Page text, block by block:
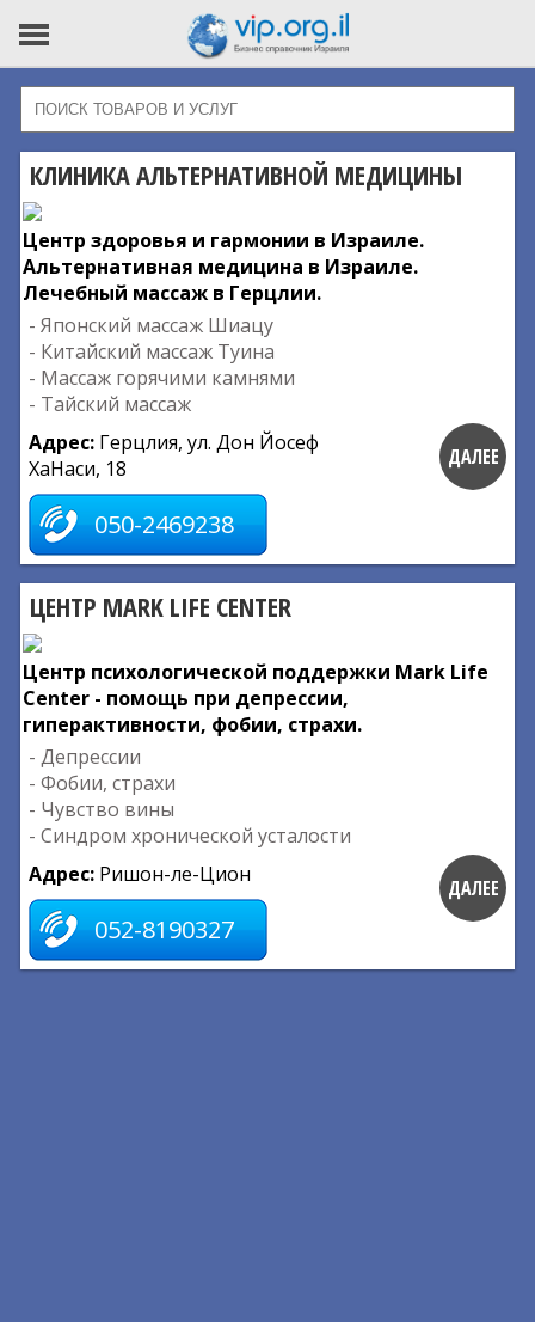
КЛИНИКА АЛЬТЕРНАТИВНОЙ МЕДИЦИНЫ
Центр здоровья и гармонии в Израиле.
Альтернативная медицина в Израиле.
Лечебный массаж в Герцлии.
- Японский массаж Шиацу
- Китайский массаж Туина
- Массаж горячими камнями
- Тайский массаж
Адрес: Герцлия, ул. Дон Йосеф
ХаНаси, 18
050-2469238
ДАЛЕЕ
ЦЕНТР MARK LIFE CENTER
Центр психологической поддержки Mark Life
Center - помощь при депрессии,
гиперактивности, фобии, страхи.
- Депрессии
- Фобии, страхи
- Чувство вины
- Синдром хронической усталости
Адрес: Ришон-ле-Цион
052-8190327
ДАЛЕЕ